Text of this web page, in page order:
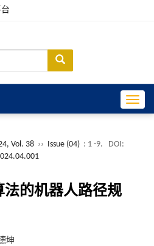
Vol. 38 ›› Issue (04) : 1 -9.
DOI:
法的机器人路径规
坤